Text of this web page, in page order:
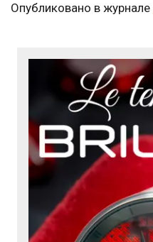
Опубликовано в журнале